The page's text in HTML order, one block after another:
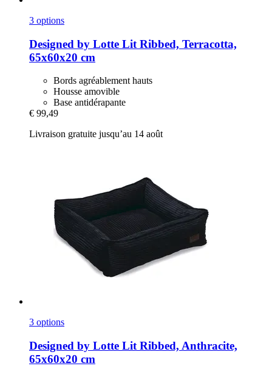
3 options
Designed by Lotte Lit Ribbed, Terracotta,
65x60x20 cm
Bords agréablement hauts
Housse amovible
Base antidérapante
€ 99,49
Livraison gratuite jusqu’au 14 août
3 options
Designed by Lotte Lit Ribbed, Anthracite,
65x60x20 cm